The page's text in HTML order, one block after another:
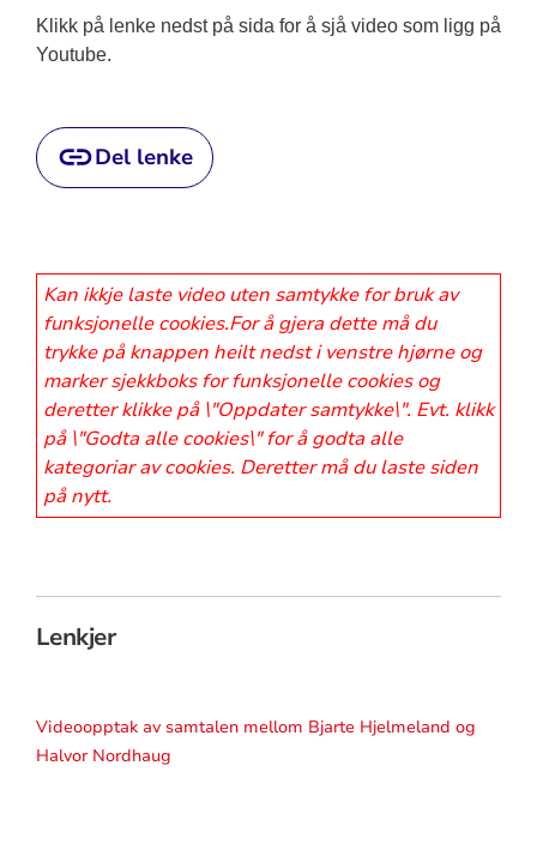
Klikk på lenke nedst på sida for å sjå video som ligg på
Youtube.
Del lenke
Kan ikkje laste video uten samtykke for bruk av
funksjonelle cookies.For å gjera dette må du
trykke på knappen heilt nedst i venstre hjørne og
marker sjekkboks for funksjonelle cookies og
deretter klikke på \"Oppdater samtykke\". Evt. klikk
på \"Godta alle cookies\" for å godta alle
kategoriar av cookies. Deretter må du laste siden
på nytt.
Lenkjer
Videoopptak av samtalen mellom Bjarte Hjelmeland og
Halvor Nordhaug